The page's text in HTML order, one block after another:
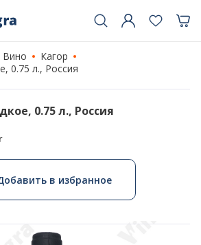
Вино
Кагор
0.75 л., Россия
0.75 л., Россия
в избранное